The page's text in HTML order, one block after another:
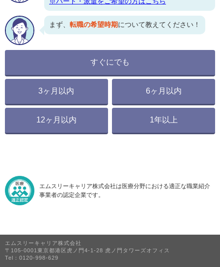
まず、 転職の希望時期について教えてください！
すぐにでも
3ヶ月以内 6ヶ月以内
12ヶ月以内 1年以上
エムスリーキャリア株式会社は医療分野における適正な職業紹介
事業者の認定企業です。
エムスリーキャリア株式会社
〒105-0001東京都港区虎ノ門4-1-28 虎ノ門タワーズオフィス
Tel：0120-998-629